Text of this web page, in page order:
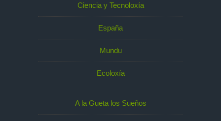
Ciencia y Tecnoloxía
España
Mundu
Ecoloxía
A la Gueta los Sueños